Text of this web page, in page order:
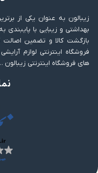
زیبالون به عنوان یکی از
بازگشت کالا و تضمین
فروشگاه اینترنتی لوازم
های فروشگاه اینترنتی زیبالون